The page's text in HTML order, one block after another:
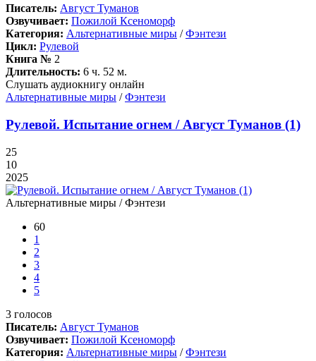
Писатель: Август Туманов
Озвучивает: Пожилой Ксеноморф
Категория: Альтернативные миры /Фэнтези
Цикл: Рулевой
Книга № 2
Длительность: 6 ч. 52 м.
Слушать аудиокнигу онлайн
Альтернативные миры /Фэнтези
Рулевой. Испытание огнем / Август Туманов (1)
25
10
2025
Альтернативные миры / Фэнтези
60
1
2
3
4
5
3 голосов
Писатель: Август Туманов
Озвучивает: Пожилой Ксеноморф
Категория: Альтернативные миры /Фэнтези